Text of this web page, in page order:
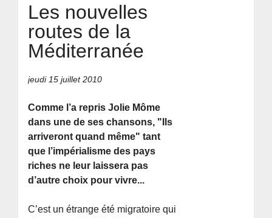
Les nouvelles
routes de la
Méditerranée
jeudi 15 juillet 2010
Comme l’a repris Jolie Môme
dans une de ses chansons, "Ils
arriveront quand même" tant
que l’impérialisme des pays
riches ne leur laissera pas
d’autre choix pour vivre...
C’est un étrange été migratoire qui